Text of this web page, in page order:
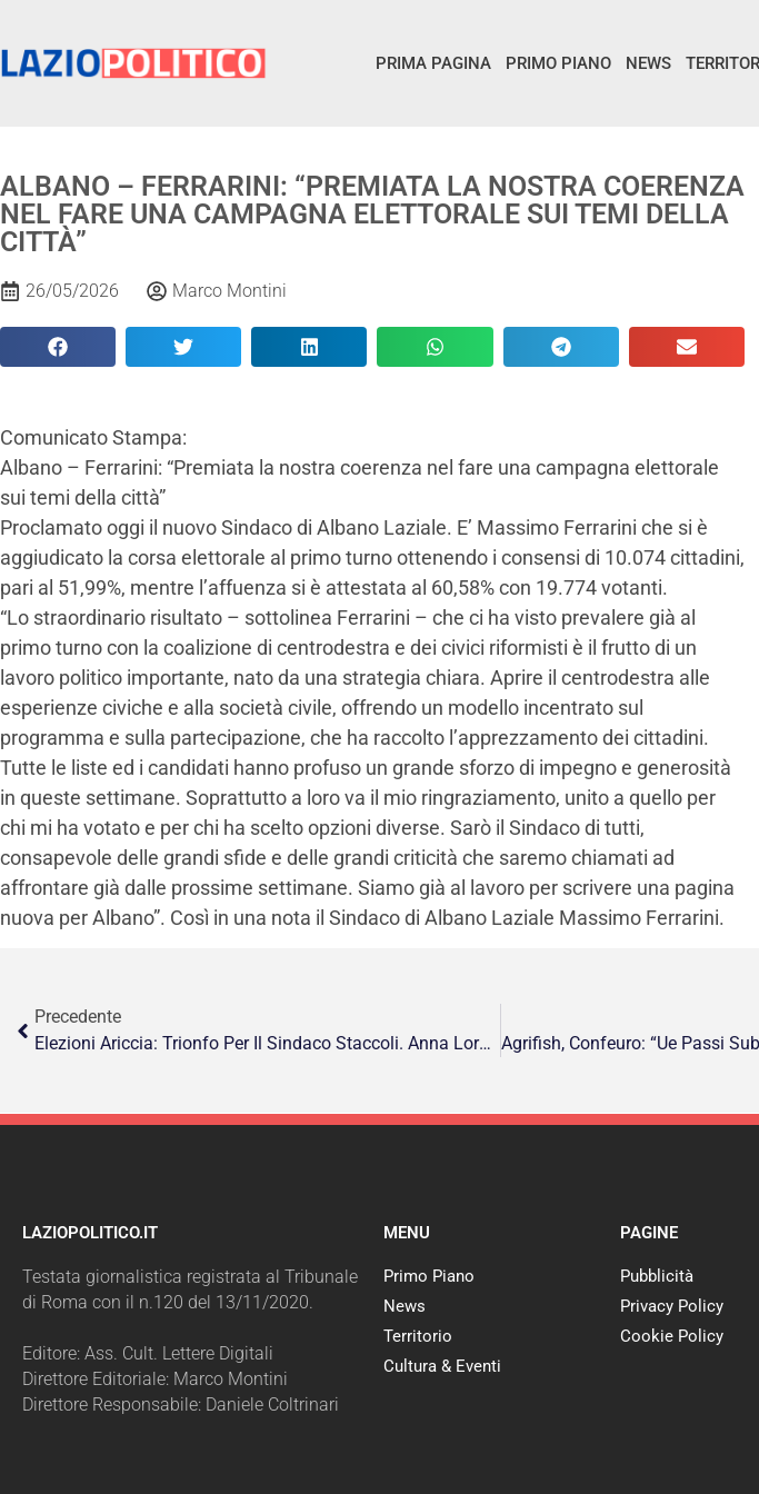
PRIMA PAGINA PRIMO PIANO NEWS
ALBANO – FERRARINI: “PREMIATA LA NOSTRA COERENZA
NEL FARE UNA CAMPAGNA ELETTORALE SUI TEMI DELLA
CITTÀ”
26/05/2026 Marco Montini
Comunicato Stampa:
Albano – Ferrarini: “Premiata la nostra coerenza nel fare una campagna elettorale
sui temi della città”
Proclamato oggi il nuovo Sindaco di Albano Laziale. E’ Massimo Ferrarini che si è
aggiudicato la corsa elettorale al primo turno ottenendo i consensi di 10.074 cittadini,
pari al 51,99%, mentre l’affuenza si è attestata al 60,58% con 19.774 votanti.
“Lo straordinario risultato – sottolinea Ferrarini – che ci ha visto prevalere già al
primo turno con la coalizione di centrodestra e dei civici riformisti è il frutto di un
lavoro politico importante, nato da una strategia chiara. Aprire il centrodestra alle
esperienze civiche e alla società civile, offrendo un modello incentrato sul
programma e sulla partecipazione, che ha raccolto l’apprezzamento dei cittadini.
Tutte le liste ed i candidati hanno profuso un grande sforzo di impegno e generosità
in queste settimane. Soprattutto a loro va il mio ringraziamento, unito a quello per
chi mi ha votato e per chi ha scelto opzioni diverse. Sarò il Sindaco di tutti,
consapevole delle grandi sfide e delle grandi criticità che saremo chiamati ad
affrontare già dalle prossime settimane. Siamo già al lavoro per scrivere una pagina
nuova per Albano”. Così in una nota il Sindaco di Albano Laziale Massimo Ferrarini.
Precedente
Elezioni Ariccia: Trionfo Per Il Sindaco Staccoli. Anna Lory Di Felice È La Consigliera Più Votata
LAZIOPOLITICO.IT
Testata giornalistica registrata al Tribunale
di Roma con il n.120 del 13/11/2020.
Editore: Ass. Cult. Lettere Digitali
Direttore Editoriale: Marco Montini
Direttore Responsabile: Daniele Coltrinari
MENU
Primo Piano
News
Territorio
Cultura & Eventi
PAGINE
Pubblicità
Privacy Policy
Cookie Policy